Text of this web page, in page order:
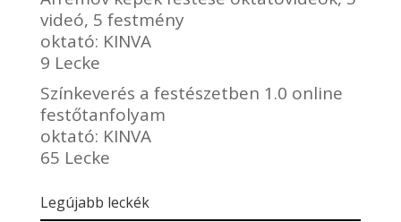
videó, 5 festmény
oktató: KINVA
9 Lecke
Színkeverés a festészetben 1.0 online
festőtanfolyam
oktató: KINVA
65 Lecke
Legújabb leckék